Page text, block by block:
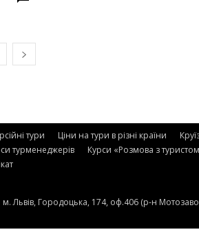
тури Ціни на тури в різні країни
турменеджерів Курси «Розмова з
| м. Львів, Городоцька, 174, оф.406 (р-н